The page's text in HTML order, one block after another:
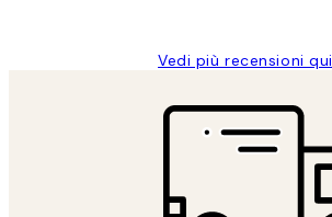
Vedi più recensioni qui